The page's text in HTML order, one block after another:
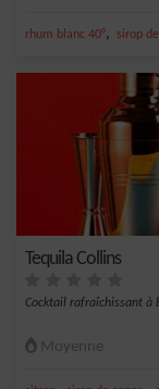
rhum blanc 40°, sirop
Tequila Collins
Cocktail rafraîchissant à
Moyenne